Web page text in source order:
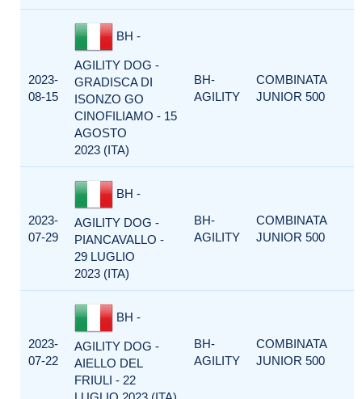
2023-
08-15
BH -
AGILITY DOG -
GRADISCA DI
ISONZO GO
CINOFILIAMO - 15
AGOSTO
2023 (ITA)
BH-
AGILITY
COMBINATA
JUNIOR 500
2023-
07-29
BH -
AGILITY DOG -
PIANCAVALLO -
29 LUGLIO
2023 (ITA)
BH-
AGILITY
COMBINATA
JUNIOR 500
2023-
07-22
BH -
AGILITY DOG -
AIELLO DEL
FRIULI - 22
BH-
AGILITY
COMBINATA
JUNIOR 500